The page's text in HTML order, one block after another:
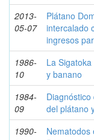
2013-
05-07
Plátano
intercalado
ingresos
1986-
10
La
y banano
1984-
09
del plátano
1990-
Nematodos